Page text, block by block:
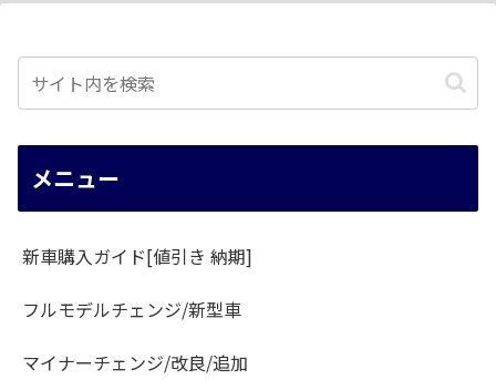
メニュー
新車購入ガイド[値引き 納期]
フルモデルチェンジ/新型車
マイナーチェンジ/改良/追加